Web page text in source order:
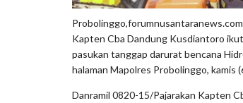
Kapten Cba Dandung Kusdiantoro
pasukan tanggap darurat bencana
halaman Mapolres Probolinggo, kamis
Danramil 0820-15/Pajarakan Kapten